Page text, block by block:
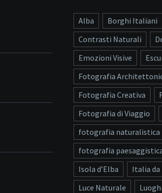
Alba Borghi Italiani
Contrasti Naturali
Emozioni Visive
Fotografia
Fotografia Creativa
Fotografia di Viaggio
fotografia naturalistica
fotografia
Isola d’Elba
Italia
Luce Naturale